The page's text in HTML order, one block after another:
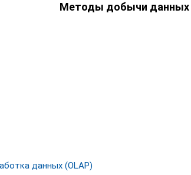
Методы добычи данных
данных (OLAP)